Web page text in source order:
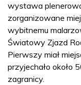
wystawa
zorganizowane
wybitnemu
Światowy Zjazd
Pierwszy miał
przyjechało około
zagranicy.